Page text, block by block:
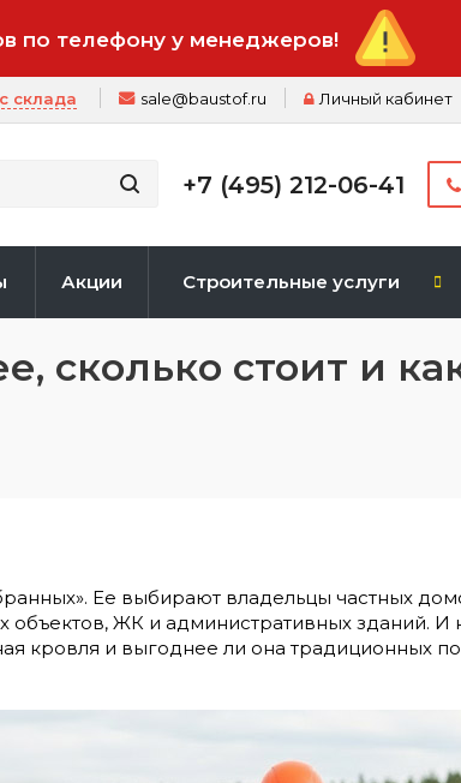
по телефону у менеджеров!
Личный кабинет
sale@baustof.ru
склада
+7 (495) 212-06-41
Акции Строительные услуги
сколько стоит и
Ее выбирают владельцы частных
объектов, ЖК и административных зданий. И
кровля и выгоднее ли она традиционных